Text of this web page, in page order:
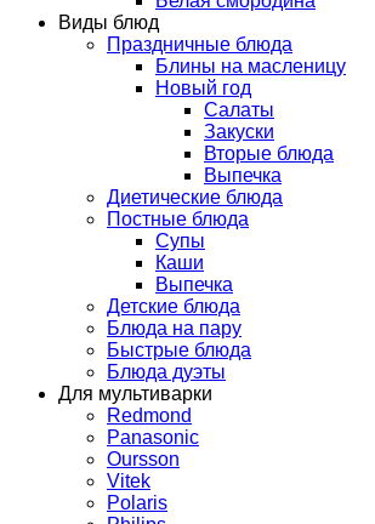
Виды блюд
Праздничные блюда
Блины на масленицу
Новый год
Салаты
Закуски
Вторые блюда
Выпечка
Диетические блюда
Постные блюда
Супы
Каши
Выпечка
Детские блюда
Блюда на пару
Быстрые блюда
Блюда дуэты
Для мультиварки
Redmond
Panasonic
Oursson
Vitek
Polaris